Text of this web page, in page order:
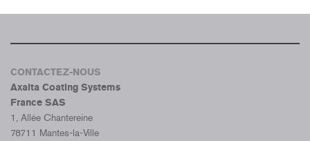
CONTACTEZ-NOUS
Axalta Coating Systems
France SAS
1, Allée Chantereine
78711 Mantes-la-Ville